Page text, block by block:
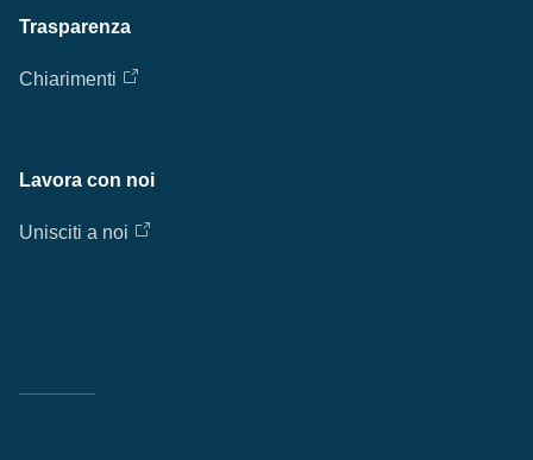
Trasparenza
Chiarimenti
Lavora con noi
Unisciti a noi